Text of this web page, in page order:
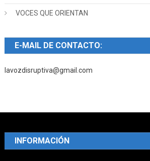
VOCES QUE ORIENTAN
E-MAIL DE CONTACTO:
lavozdisruptiva@gmail.com
INFORMACIÓN